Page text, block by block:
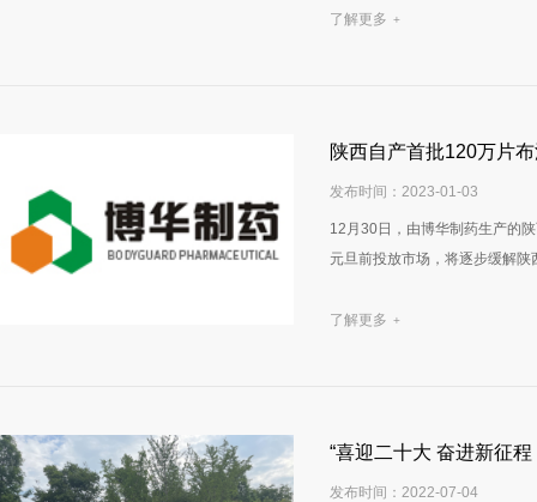
了解更多 +
陕西自产首批120万片
发布时间：2023-01-03
12月30日，由博华制药生产的
元旦前投放市场，将逐步缓解
了解更多 +
“喜迎二十大 奋进新征
发布时间：2022-07-04